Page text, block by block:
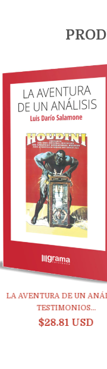
LA AVENTURA DE UN
TESTIMONIOS...
$28.81 USD